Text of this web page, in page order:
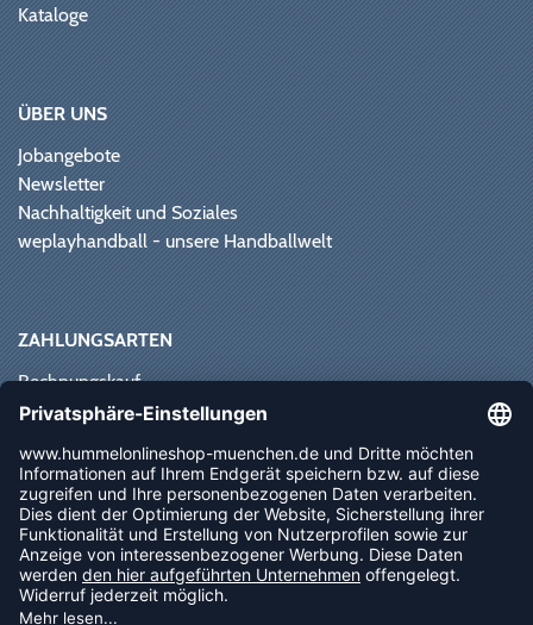
Kataloge
ÜBER UNS
Jobangebote
Newsletter
Nachhaltigkeit und Soziales
weplayhandball - unsere Handballwelt
ZAHLUNGSARTEN
Rechnungskauf
Paypal
Vorkasse
Sofortüberweisung
NEWSLETTER